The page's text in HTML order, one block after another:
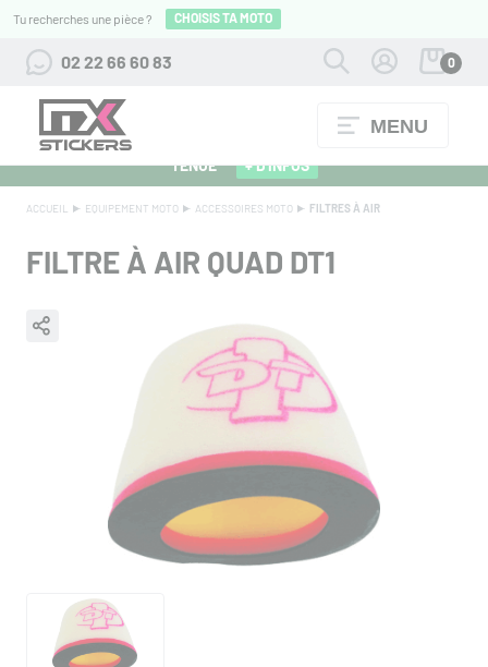
Tu recherches une pièce ? CHOISIS TA MOTO
02 22 66 60 83 0
MENU
ALPINESTARS 27 : FLOCAGE OFFERT POUR L'ACHAT D'UNE
TENUE
+ D'INFOS
ACCUEIL EQUIPEMENT MOTO ACCESSOIRES MOTO FILTRES À AIR
FILTRE À AIR QUAD DT1